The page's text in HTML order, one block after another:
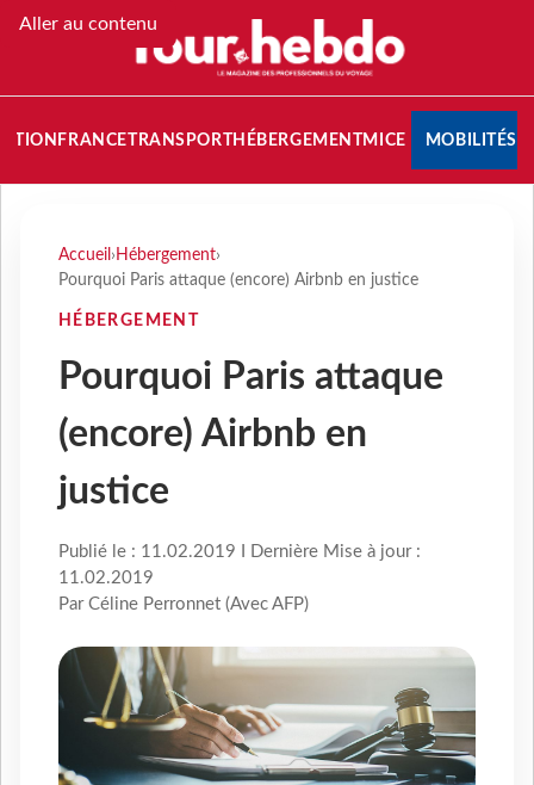
Aller au contenu
FRANCETRANSPORT HÉBERGEMENTMICE MOBILITÉS
Accueil › Hébergement›
Pourquoi Paris attaque (encore) Airbnb en justice
HÉBERGEMENT
Pourquoi Paris attaque
(encore) Airbnb en
justice
Publié le : 11.02.2019 I Dernière Mise à jour :
11.02.2019
Par Céline Perronnet (Avec AFP)